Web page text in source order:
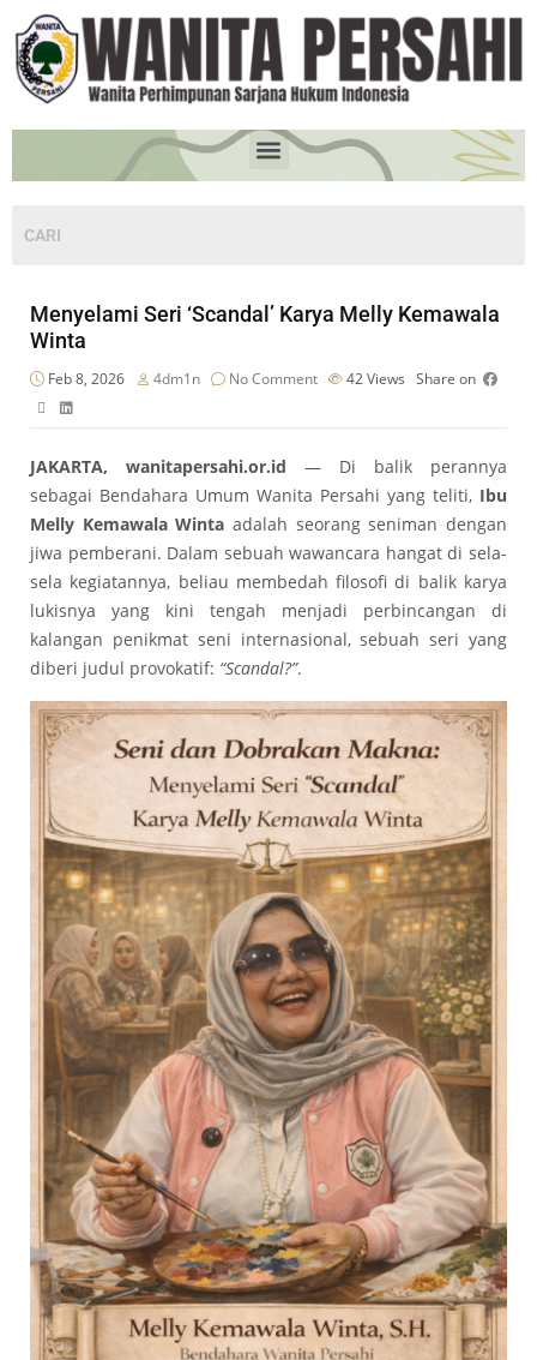
Menyelami Seri ‘Scandal’ Karya Melly Kemawala
Winta
Feb 8, 2026 4dm1n No Comment 42Views Share on
JAKARTA, wanitapersahi.or.id — Di balik perannya
sebagai Bendahara Umum Wanita Persahi yang teliti, Ibu
Melly Kemawala Winta adalah seorang seniman dengan
jiwa pemberani. Dalam sebuah wawancara hangat di sela-
sela kegiatannya, beliau membedah filosofi di balik karya
lukisnya yang kini tengah menjadi perbincangan di
kalangan penikmat seni internasional, sebuah seri yang
diberi judul provokatif: “Scandal?”.